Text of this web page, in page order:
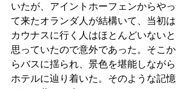
いたが、アイントホーフェンからやっ
て来たオランダ人が結構いて、当初は
カウナスに行く人はほとんどいないと
思っていたので意外であった。そこか
らバスに揺られ、景色を堪能しながら
ホテルに辿り着いた。そのような記憶